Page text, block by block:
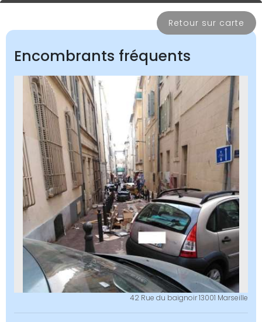
Retour sur carte
Encombrants fréquents
42 Rue du baignoir 13001 Marseille